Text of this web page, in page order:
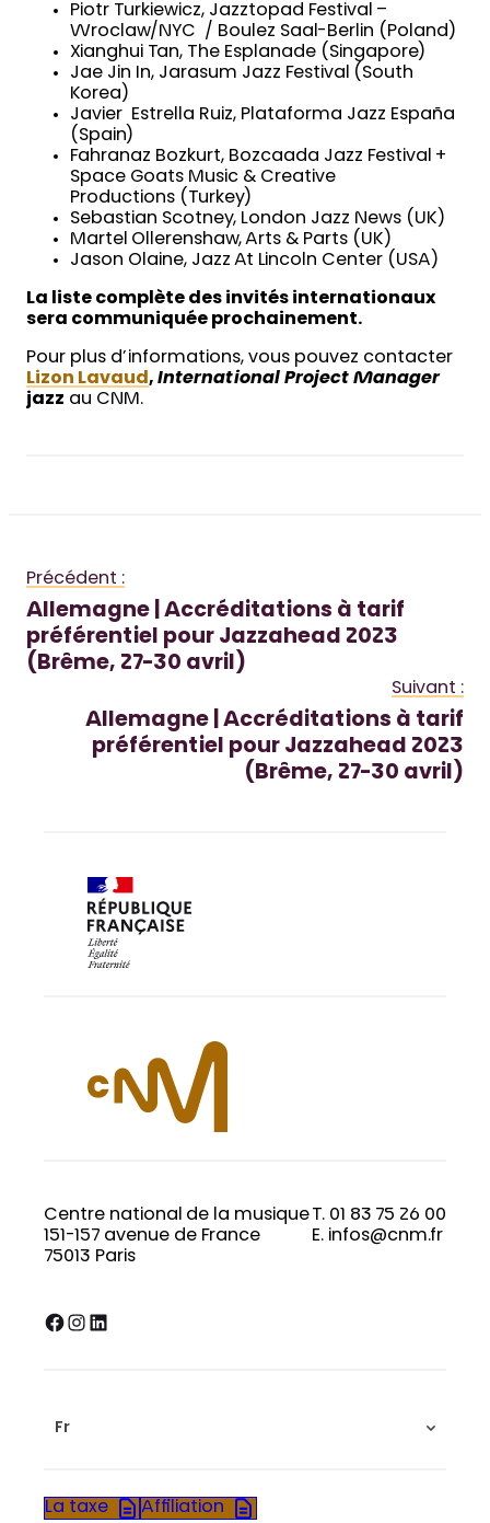
Piotr Turkiewicz, Jazztopad Festival –
Wroclaw/NYC / Boulez Saal-Berlin (Poland)
Xianghui Tan, The Esplanade (Singapore)
Jae Jin In, Jarasum Jazz Festival (South
Korea)
Javier Estrella Ruiz, Plataforma Jazz España
(Spain)
Fahranaz Bozkurt, Bozcaada Jazz Festival +
Space Goats Music & Creative
Productions (Turkey)
Sebastian Scotney, London Jazz News (UK)
Martel Ollerenshaw, Arts & Parts (UK)
Jason Olaine, Jazz At Lincoln Center (USA)
La liste complète des invités internationaux
sera communiquée prochainement.
Pour plus d’informations, vous pouvez contacter
Lizon Lavaud , International Project Manager
jazz au CNM.
Précédent :
Allemagne | Accréditations à tarif
préférentiel pour Jazzahead 2023
(Brême, 27-30 avril)
Suivant :
Allemagne | Accréditations à tarif
préférentiel pour Jazzahead 2023
(Brême, 27-30 avril)
Centre national de la musique
151-157 avenue de France
75013 Paris
T. 01 83 75 26 00
E. infos@cnm.fr
Facebook InstagramLinkedIn
Fr
La taxe Affiliation